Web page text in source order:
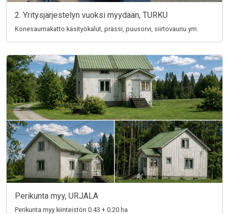
2. Yritysjärjestelyn vuoksi myydään, TURKU
Konesaumakatto käsityökalut, prässi, puusorvi, siirtovaunu ym.
Perikunta myy, URJALA
Perikunta myy kiinteistön 0.43 + 0.20 ha